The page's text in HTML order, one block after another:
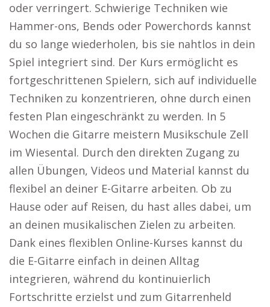
oder verringert. Schwierige Techniken wie
Hammer-ons, Bends oder Powerchords kannst
du so lange wiederholen, bis sie nahtlos in dein
Spiel integriert sind. Der Kurs ermöglicht es
fortgeschrittenen Spielern, sich auf individuelle
Techniken zu konzentrieren, ohne durch einen
festen Plan eingeschränkt zu werden. In 5
Wochen die Gitarre meistern Musikschule Zell
im Wiesental. Durch den direkten Zugang zu
allen Übungen, Videos und Material kannst du
flexibel an deiner E-Gitarre arbeiten. Ob zu
Hause oder auf Reisen, du hast alles dabei, um
an deinen musikalischen Zielen zu arbeiten.
Dank eines flexiblen Online-Kurses kannst du
die E-Gitarre einfach in deinen Alltag
integrieren, während du kontinuierlich
Fortschritte erzielst und zum Gitarrenheld